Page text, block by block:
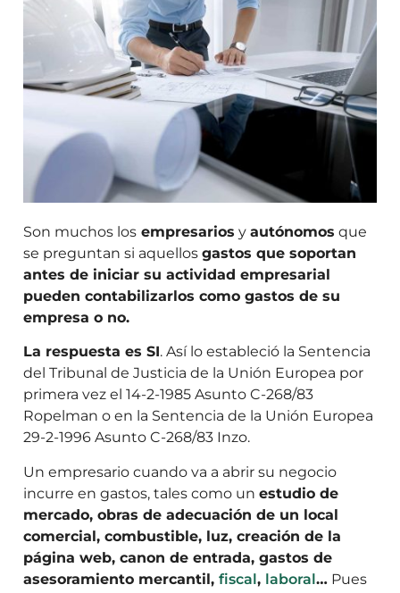
Son muchos los empresarios y autónomos que
se preguntan si aquellos gastos que soportan
antes de iniciar su actividad empresarial
pueden contabilizarlos como gastos de su
empresa o no.
La respuesta es SI. Así lo estableció la Sentencia
del Tribunal de Justicia de la Unión Europea por
primera vez el 14-2-1985 Asunto C-268/83
Ropelman o en la Sentencia de la Unión Europea
29-2-1996 Asunto C-268/83 Inzo.
Un empresario cuando va a abrir su negocio
incurre en gastos, tales como un estudio de
mercado, obras de adecuación de un local
comercial, combustible, luz, creación de la
página web, canon de entrada, gastos de
asesoramiento mercantil, fiscal, laboral… Pues